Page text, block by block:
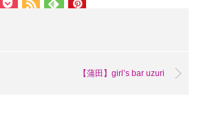
【蒲田】girl’s bar uzuri